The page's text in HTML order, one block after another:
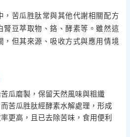
，苦瓜胜肽常與其他代謝相關配方
腎豆萃取物、鉻、酵素等。雖然這
，但其來源、吸收方式與應用情境
瓜磨製，保留天然風味與粗纖
苦瓜胜肽經酵素水解處理，形成
更高，且已去除苦味，食用便利